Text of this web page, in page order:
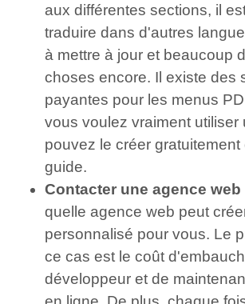
aux différentes sections, il
traduire dans d'autres
à mettre à jour et beaucoup
choses encore. Il existe des
payantes pour les menus
vous voulez vraiment utiliser
pouvez le créer gratuitement
guide.
Contacter une agence web
quelle agence web peut
personnalisé pour vous. Le
ce cas est le coût
développeur et de